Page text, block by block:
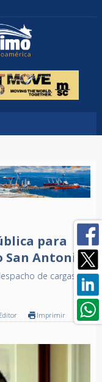
para
San Antonio
de cargas
Imprimir